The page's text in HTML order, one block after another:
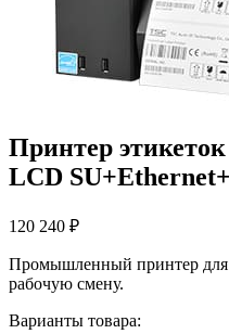
Принтер
LCD
120 240 ₽
Промышленный принтер для
рабочую смену.
Варианты товара: